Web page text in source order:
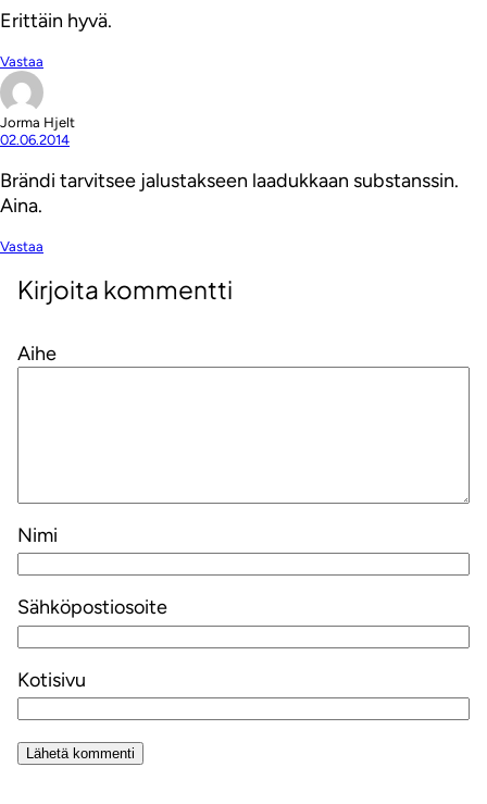
Erittäin hyvä.
Vastaa
Jorma Hjelt
02.06.2014
Brändi tarvitsee jalustakseen laadukkaan substanssin.
Aina.
Vastaa
Kirjoita kommentti
Aihe
Nimi
Sähköpostiosoite
Kotisivu